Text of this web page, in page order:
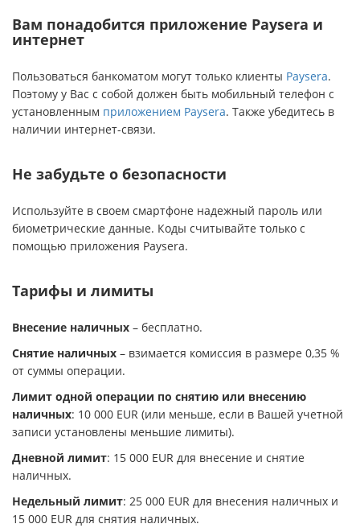
Вам понадобится приложение Paysera и
интернет
Пользоваться банкоматом могут только клиенты Paysera.
Поэтому у Вас с собой должен быть мобильный телефон с
установленным приложением Paysera. Также убедитесь в
наличии интернет-связи.
Не забудьте о безопасности
Используйте в своем смартфоне надежный пароль или
биометрические данные. Коды считывайте только с
помощью приложения Paysera.
Тарифы и лимиты
Внесение наличных – бесплатно.
Снятие наличных – взимается комиссия в размере 0,35 %
от суммы операции.
Лимит одной операции по снятию или внесению
наличных: 10 000 EUR (или меньше, если в Вашей учетной
записи установлены меньшие лимиты).
Дневной лимит: 15 000 EUR для внесение и снятие
наличных.
Недельный лимит: 25 000 EUR для внесения наличных и
15 000 EUR для снятия наличных.